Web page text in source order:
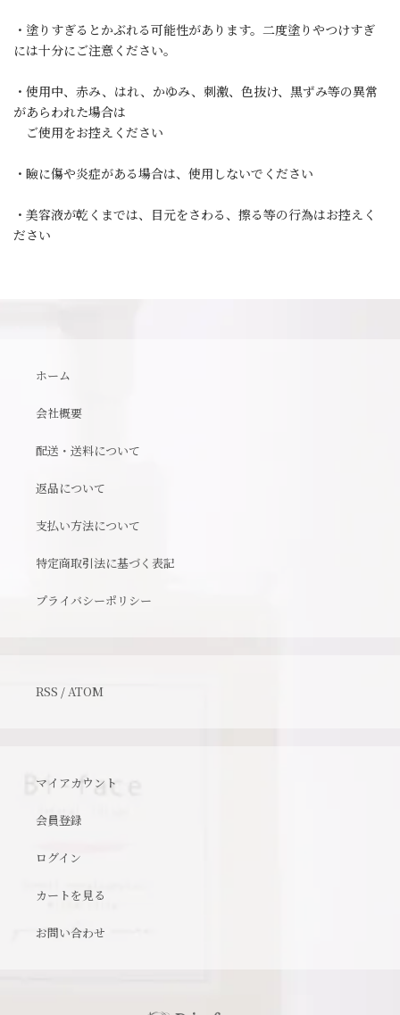
・塗りすぎるとかぶれる可能性があります。二度塗りやつけすぎ
には十分にご注意ください。
・使用中、赤み、はれ、かゆみ、刺激、色抜け、黒ずみ等の異常
があらわれた場合は
ご使用をお控えください
・瞼に傷や炎症がある場合は、使用しないでください
・美容液が乾くまでは、目元をさわる、擦る等の行為はお控えく
ださい
ホーム
会社概要
配送・送料について
返品について
支払い方法について
特定商取引法に基づく表記
プライバシーポリシー
RSS /ATOM
マイアカウント
会員登録
ログイン
カートを見る
お問い合わせ